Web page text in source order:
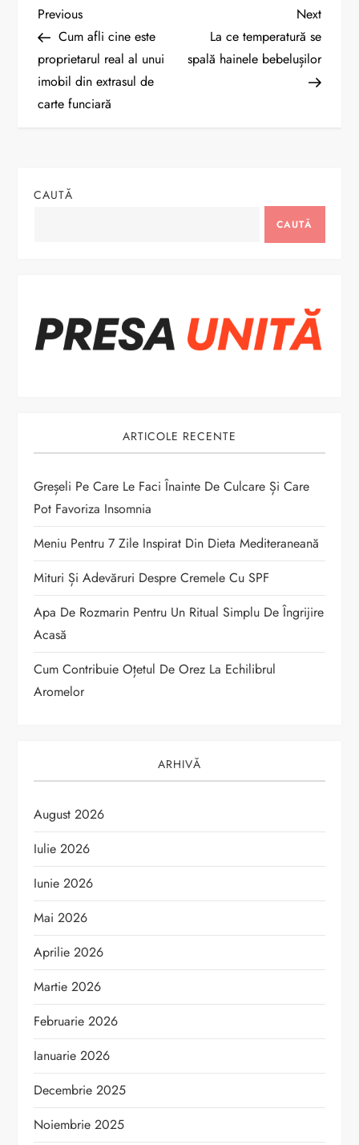
N
a
v
a
î
n
t
i
c
o
l
e
Previous
Post
Previous
Cum afli cine este
proprietarul real al unui
imobil din extrasul de
carte funciară
Next
Post
Next
La ce temperatură se
spală hainele bebelușilor
CAUTĂ
CAUTĂ
ARTICOLE RECENTE
Greșeli Pe Care Le Faci Înainte De Culcare Și Care
Pot Favoriza Insomnia
Meniu Pentru 7 Zile Inspirat Din Dieta Mediteraneană
Mituri Și Adevăruri Despre Cremele Cu SPF
Apa De Rozmarin Pentru Un Ritual Simplu De Îngrijire
Acasă
Cum Contribuie Oțetul De Orez La Echilibrul
Aromelor
ARHIVĂ
August 2026
Iulie 2026
Iunie 2026
Mai 2026
Aprilie 2026
Martie 2026
Februarie 2026
Ianuarie 2026
Decembrie 2025
Noiembrie 2025